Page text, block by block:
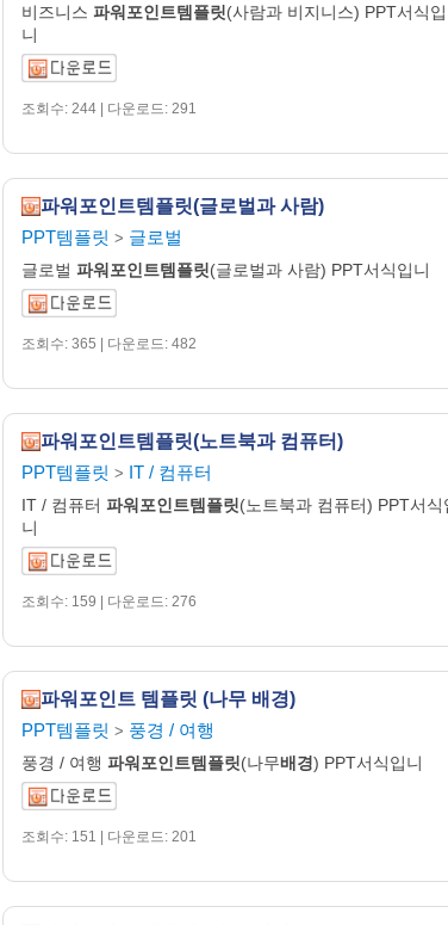
비즈니스 파워포인트템플릿(사람과 비지니스) PPT서식입
니
조회수: 244 | 다운로드: 291
파워포인트템플릿(글로벌과 사람)
PPT템플릿 > 글로벌
글로벌 파워포인트템플릿(글로벌과 사람) PPT서식입니
조회수: 365 | 다운로드: 482
파워포인트템플릿(노트북과 컴퓨터)
PPT템플릿 > IT / 컴퓨터
IT / 컴퓨터 파워포인트템플릿(노트북과 컴퓨터) PPT서식
니
조회수: 159 | 다운로드: 276
파워포인트 템플릿 (나무 배경)
PPT템플릿 > 풍경 / 여행
풍경 / 여행 파워포인트템플릿(나무배경) PPT서식입니
조회수: 151 | 다운로드: 201